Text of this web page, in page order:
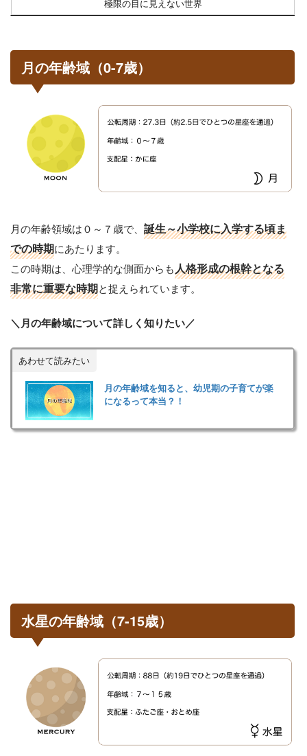
極限の目に見えない世界
月の年齢域（0-7歳）
月の年齢領域は０～７歳で、 誕生～小学校に入学する頃ま
での時期にあたります。
この時期は、心理学的な側面からも人格形成の根幹となる
非常に重要な時期と捉えられています。
＼月の年齢域について詳しく知りたい／
あわせて読みたい
月の年齢域を知ると、幼児期の子育てが楽
になるって本当？！
水星の年齢域（7-15歳）